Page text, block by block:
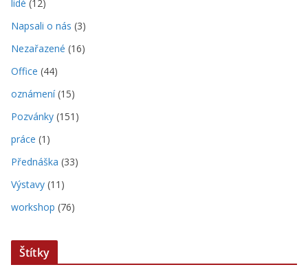
lidé (12)
Napsali o nás (3)
Nezařazené (16)
Office (44)
oznámení(15)
Pozvánky (151)
práce (1)
Přednáška (33)
Výstavy (11)
workshop (76)
Štítky